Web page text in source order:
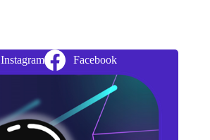
nouveaux
détails
de
Supernova
Cassiopée
A
Instagram Facebook